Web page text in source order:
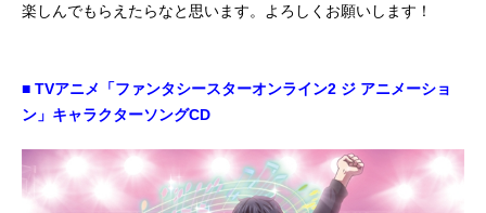
楽しんでもらえたらなと思います。よろしくお願いします！
■ TVアニメ「ファンタシースターオンライン2 ジ アニメーショ
ン」キャラクターソングCD